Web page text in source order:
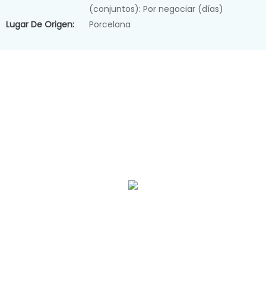
(conjuntos): Por negociar (días)
Lugar De Origen:
Porcelana